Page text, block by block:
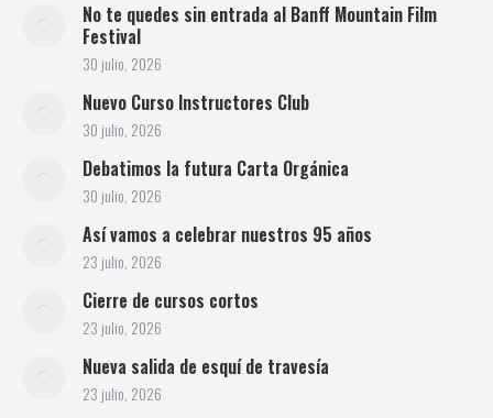
No te quedes sin entrada al Banff Mountain Film
Festival
30 julio, 2026
Nuevo Curso Instructores Club
30 julio, 2026
Debatimos la futura Carta Orgánica
30 julio, 2026
Así vamos a celebrar nuestros 95 años
23 julio, 2026
Cierre de cursos cortos
23 julio, 2026
Nueva salida de esquí de travesía
23 julio, 2026